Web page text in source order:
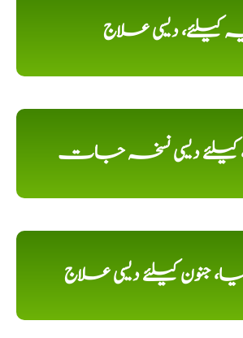
کیلئے، دیسی علاج
کیلئے دیسی نسخہ جات
جنون کیلئے دیسی علاج